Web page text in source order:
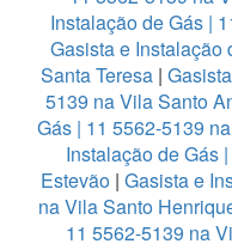
Instalação de Gás |
Gasista e Instalação
Santa Teresa |
5139 na Vila Santo
Gás | 11 5562-5139
Instalação de Gás
Estevão | Gasista e
na Vila Santo
11 5562-5139 na